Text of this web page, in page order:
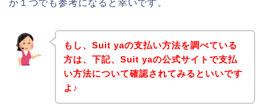
か１つでも参考になると幸いです。
もし、Suit yaの支払い方法を調べている
方は、下記、Suit yaの公式サイトで支払
い方法について確認されてみるといいです
よ♪